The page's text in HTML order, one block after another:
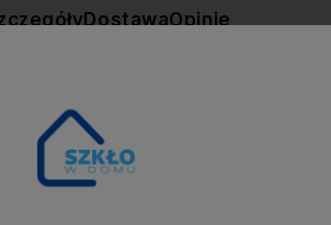
DostawaOpinie
pod talerz możesz wykorzystać
nie przeznaczony do kontaktu z